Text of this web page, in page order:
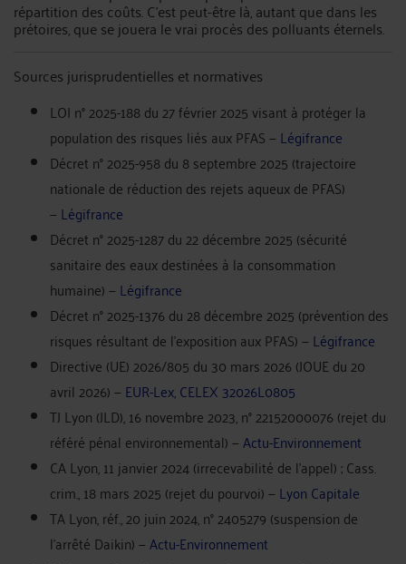
répartition des coûts. C'est peut-être là, autant que dans les
prétoires, que se jouera le vrai procès des polluants éternels.
Sources jurisprudentielles et normatives
LOI n° 2025-188 du 27 février 2025 visant à protéger la
population des risques liés aux PFAS — Légifrance
Décret n° 2025-958 du 8 septembre 2025 (trajectoire
nationale de réduction des rejets aqueux de PFAS)
— Légifrance
Décret n° 2025-1287 du 22 décembre 2025 (sécurité
sanitaire des eaux destinées à la consommation
humaine) — Légifrance
Décret n° 2025-1376 du 28 décembre 2025 (prévention des
risques résultant de l'exposition aux PFAS) — Légifrance
Directive (UE) 2026/805 du 30 mars 2026 (JOUE du 20
avril 2026) — EUR-Lex, CELEX 32026L0805
TJ Lyon (JLD), 16 novembre 2023, n° 22152000076 (rejet du
référé pénal environnemental) —Actu-Environnement
CA Lyon, 11 janvier 2024 (irrecevabilité de l'appel) ; Cass.
crim., 18 mars 2025 (rejet du pourvoi) — Lyon Capitale
TA Lyon, réf., 20 juin 2024, n° 2405279 (suspension de
l'arrêté Daikin) —Actu-Environnement